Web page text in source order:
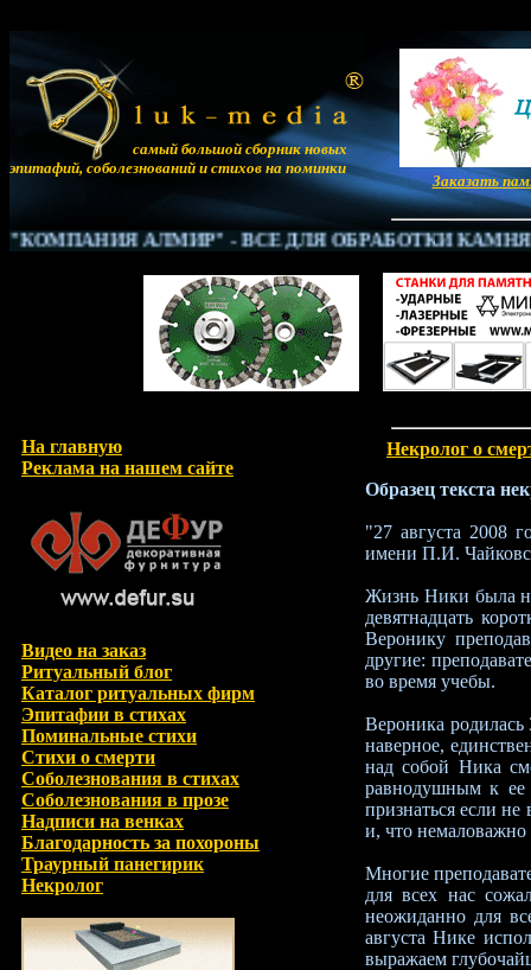
самый большой сборник новых
эпитафий, соболезнований и стихов на поминки
Заказать
АЛМИР" - ВСЁ ДЛЯ ОБРАБОТКИ КАМНЯ
На главную
Реклама на нашем сайте
Видео на заказ
Ритуальный блог
Каталог ритуальных фирм
Эпитафии в стихах
Поминальные стихи
Стихи о смерти
Соболезнования в стихах
Соболезнования в прозе
Надписи на венках
Благодарность за похороны
Траурный панегирик
Некролог
Некролог о
Образец текста
"27 августа 2008
имени П.И.
Жизнь Ники была
девятнадцать
Веронику
другие:
во время учебы.
Вероника родилась
наверное,
над собой Ника
равнодушным к ее
признаться если не
и, что немаловажно
Многие
для всех нас
неожиданно для
августа Нике
выражаем